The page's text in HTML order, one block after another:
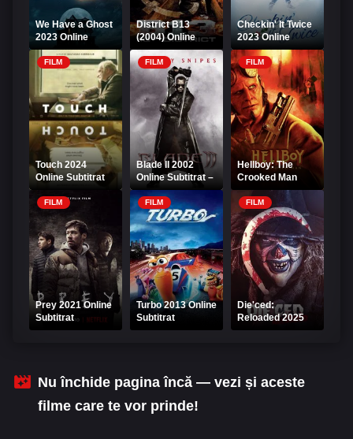
We Have a Ghost
2023 Online
Subtitrat – Avem
o fantomă
District B13
(2004) Online
Subtitrat
Checkin' It Twice
2023 Online
Subtitrat
FILM
Touch 2024
Online Subtitrat
FILM
Blade II 2002
Online Subtitrat –
Blade 2
FILM
Hellboy: The
Crooked Man
Online Subtitrat
FILM
Prey 2021 Online
Subtitrat
FILM
Turbo 2013 Online
Subtitrat
FILM
Die'ced:
Reloaded 2025
Online Subtitrat
Nu închide pagina încă — vezi și aceste
filme care te vor prinde!